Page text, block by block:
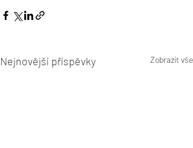
Nejnovější příspěvky Zobrazit vše